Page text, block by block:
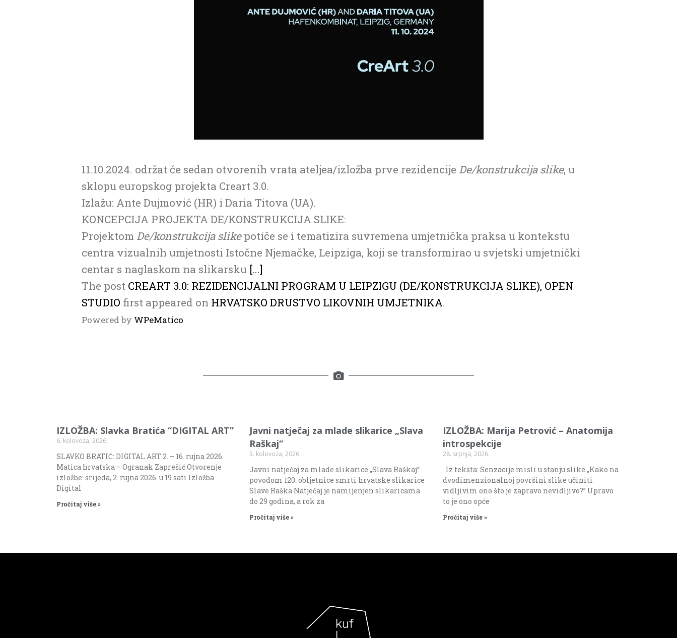
11.10.2024. održat će sedan otvorenih vrata ateljea/izložba prve rezidencije De/konstrukcija slike, u
sklopu europskog projekta Creart 3.0.
Izlažu: Ante Dujmović (HR) i Daria Titova (UA).
KONCEPCIJA PROJEKTA DE/KONSTRUKCIJA SLIKE:
Projektom De/konstrukcija slikepotiče se i tematizira suvremena umjetnička praksa u kontekstu
centra vizualnih umjetnosti Istočne Njemačke, Leipziga, koji se transformirao u svjetski umjetnički
centar s naglaskom na slikarsku […]
The post CREART 3.0: REZIDENCIJALNI PROGRAM U LEIPZIGU (DE/KONSTRUKCIJA SLIKE), OPEN
STUDIO first appeared on HRVATSKO DRUSTVO LIKOVNIH UMJETNIKA.
Powered by WPeMatico
IZLOŽBA: Slavka Bratića “DIGITAL ART”
6. kolovoza, 2026.
SLAVKO BRATIĆ: DIGITAL ART 2. – 16. rujna 2026.
Matica hrvatska – Ogranak Zaprešić Otvorenje
izložbe: srijeda, 2. rujna 2026. u 19 sati Izložba
Digital
Pročitaj više »
Javni natječaj za mlade slikarice „Slava
Raškaj“
3. kolovoza, 2026.
Javni natječaj za mlade slikarice „Slava Raškaj“
povodom 120. obljetnice smrti hrvatske slikarice
Slave Raška Natječaj je namijenjen slikaricama
do 29 godina, a rok za
Pročitaj više »
IZLOŽBA: Marija Petrović – Anatomija
introspekcije
28. srpnja, 2026.
Iz teksta: Senzacije misli u stanju slike „Kako na
dvodimenzionalnoj površini slike učiniti
vidljivim ono što je zapravo nevidljivo?” Upravo
to je ono opće
Pročitaj više »